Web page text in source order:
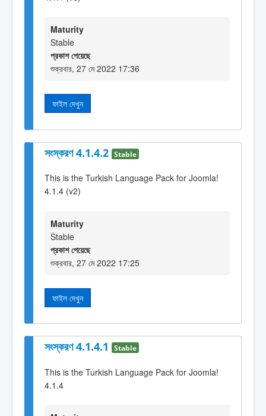
Maturity
Stable
প্রকাশ পেয়েছে
শুক্রবার, 27 মে 2022 17:36
ফাইল দেখুন
সংস্করণ 4.1.4.2 Stable
This is the Turkish Language Pack for Joomla!
4.1.4 (v2)
Maturity
Stable
প্রকাশ পেয়েছে
শুক্রবার, 27 মে 2022 17:25
ফাইল দেখুন
সংস্করণ 4.1.4.1 Stable
This is the Turkish Language Pack for Joomla!
4.1.4